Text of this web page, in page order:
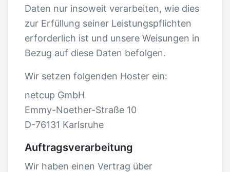
Daten nur insoweit verarbeiten, wie dies
zur Erfüllung seiner Leistungspflichten
erforderlich ist und unsere Weisungen in
Bezug auf diese Daten befolgen.
Wir setzen folgenden Hoster ein:
netcup GmbH
Emmy-Noether-Straße 10
D-76131 Karlsruhe
Auftragsverarbeitung
Wir haben einen Vertrag über